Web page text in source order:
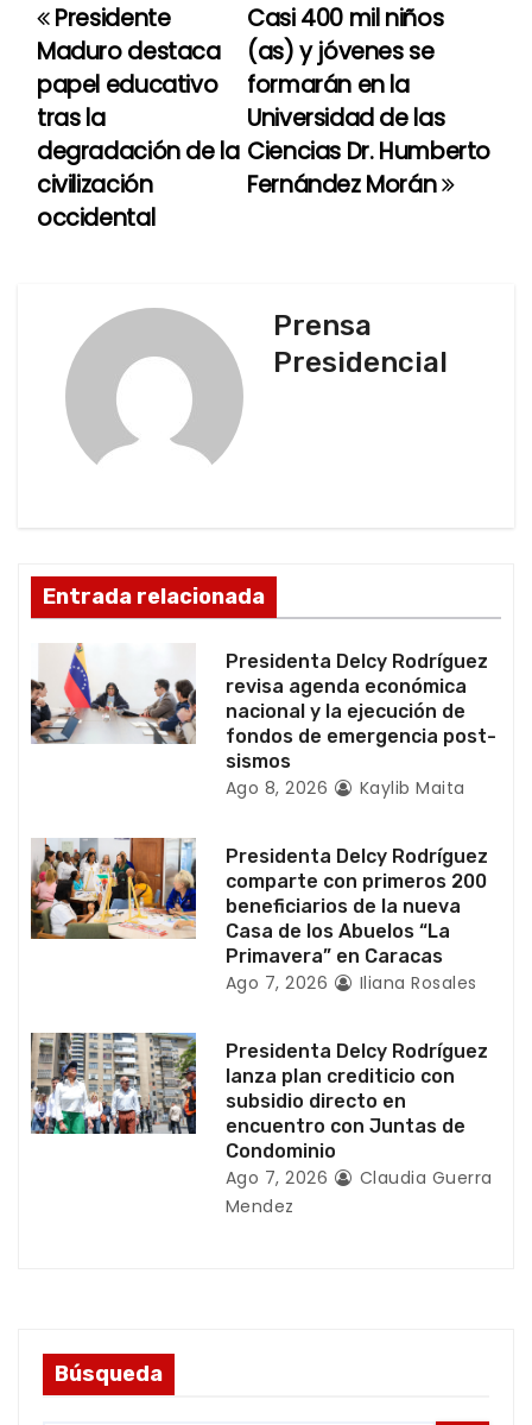
N
a
v
e
g
e
e
n
t
a
d
a
Casi 400 mil niños
(as) y jóvenes se
formarán en la
Universidad de las
Ciencias Dr. Humberto
Fernández Morán
Presidente
Maduro destaca
papel educativo
tras la
degradación de la
civilización
occidental
Prensa
Presidencial
Entrada relacionada
Presidenta Delcy Rodríguez
revisa agenda económica
nacional y la ejecución de
fondos de emergencia post-
sismos
Ago 8, 2026 Kaylib Maita
Presidenta Delcy Rodríguez
comparte con primeros 200
beneficiarios de la nueva
Casa de los Abuelos “La
Primavera” en Caracas
Ago 7, 2026 Iliana Rosales
Presidenta Delcy Rodríguez
lanza plan crediticio con
subsidio directo en
encuentro con Juntas de
Condominio
Ago 7, 2026
Claudia Guerra
Mendez
Búsqueda